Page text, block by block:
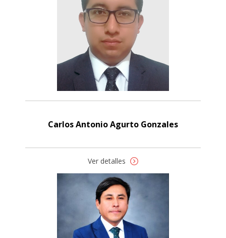
Carlos Antonio Agurto Gonzales
Ver detalles